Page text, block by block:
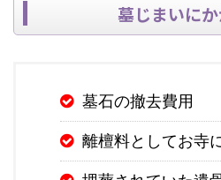
墓じまいに
墓石の撤去費用
離檀料としてお寺